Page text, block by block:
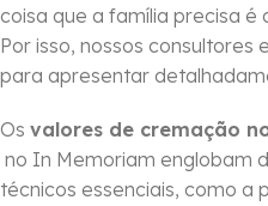
coisa que a família precisa é
Por isso, nossos consultores
para apresentar
Os valores de cremação
no In Memoriam englobam
técnicos essenciais, como a